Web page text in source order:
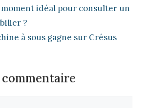
idéal pour consulter un
?
à sous gagne sur Crésus